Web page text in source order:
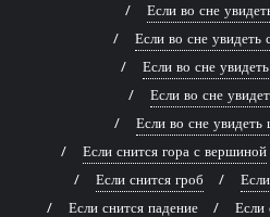
Если во сне
Если во сне
Если во сне
Если во сне
Если во сне
Если снится гора с вершиной
Если снится гроб
Если снится падение
Если